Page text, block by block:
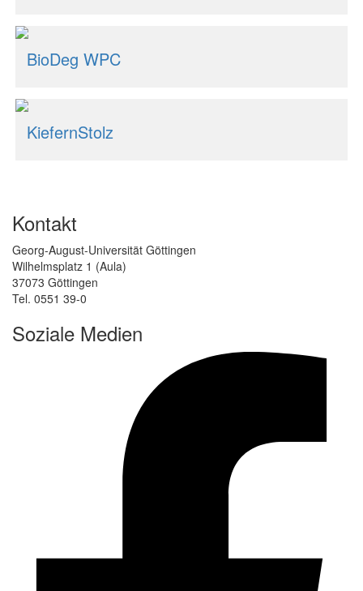
BioDeg WPC
KiefernStolz
Kontakt
Georg-August-Universität Göttingen
Wilhelmsplatz 1 (Aula)
37073 Göttingen
Tel. 0551 39-0
Soziale Medien